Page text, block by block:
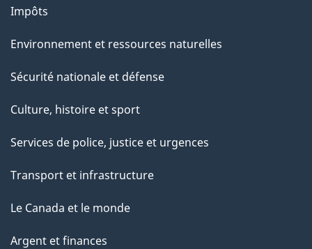
g
e
Impôts
Environnement et ressources naturelles
Sécurité nationale et défense
Culture, histoire et sport
Services de police, justice et urgences
Transport et infrastructure
Le Canada et le monde
Argent et finances